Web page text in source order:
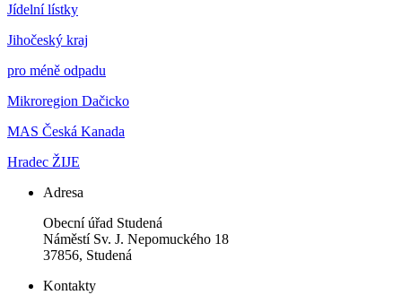
Jídelní lístky
Jihočeský kraj
pro méně odpadu
Mikroregion Dačicko
MAS Česká Kanada
Hradec ŽIJE
Adresa
Obecní úřad Studená
Náměstí Sv. J. Nepomuckého 18
37856, Studená
Kontakty